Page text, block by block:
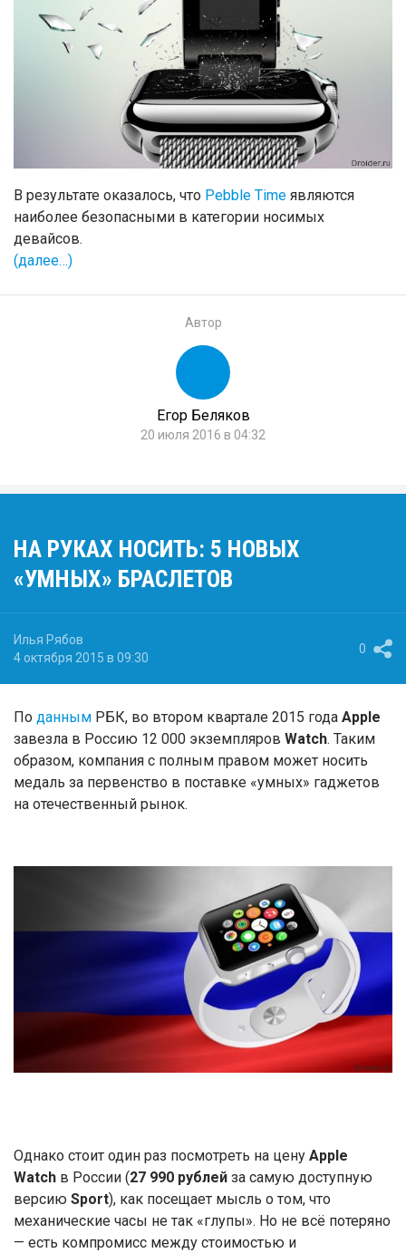
В результате оказалось, что Pebble Time являются
наиболее безопасными в категории носимых
девайсов.
(далее…)
Автор
Егор Беляков
20 июля 2016 в 04:32
НА РУКАХ НОСИТЬ: 5 НОВЫХ
«УМНЫХ» БРАСЛЕТОВ
Илья Рябов
4 октября 2015 в 09:30
0
По данным РБК, во втором квартале 2015 года Apple
завезла в Россию 12 000 экземпляров Watch. Таким
образом, компания с полным правом может носить
медаль за первенство в поставке «умных» гаджетов
на отечественный рынок.
Однако стоит один раз посмотреть на цену Apple
Watch в России (27 990 рублей за самую доступную
версию Sport), как посещает мысль о том, что
механические часы не так «глупы». Но не всё потеряно
— есть компромисс между стоимостью и